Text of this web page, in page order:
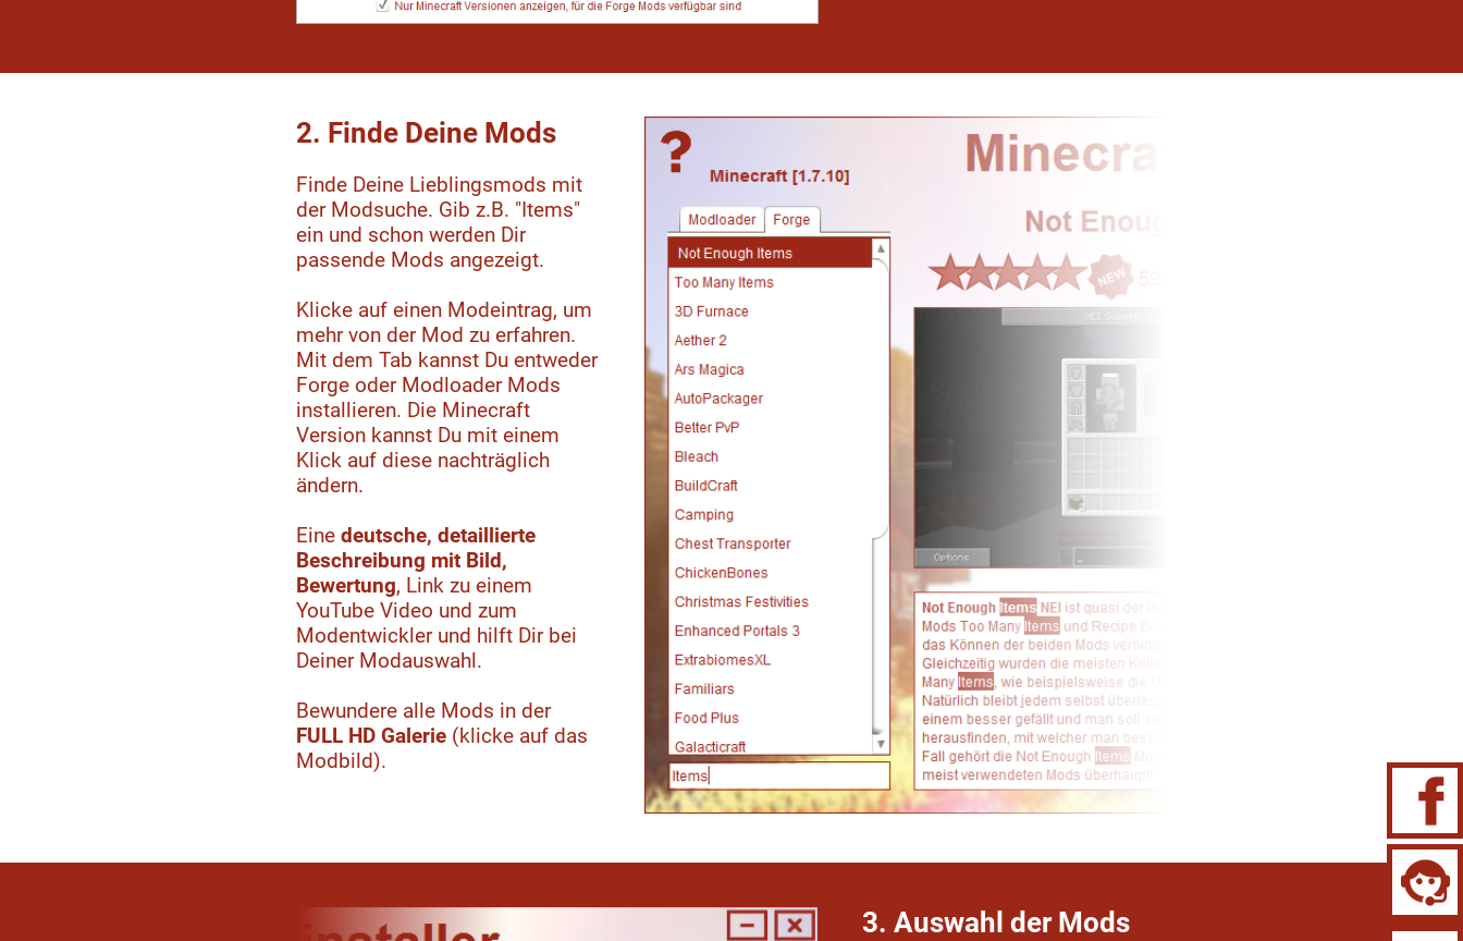
2. Finde Deine Mods
Finde Deine Lieblingsmods mit
der Modsuche. Gib z.B. "Items"
ein und schon werden Dir
passende Mods angezeigt.
Klicke auf einen Modeintrag, um
mehr von der Mod zu erfahren.
Mit dem Tab kannst Du entweder
Forge oder Modloader Mods
installieren. Die Minecraft
Version kannst Du mit einem
Klick auf diese nachträglich
ändern.
Eine deutsche, detaillierte
Beschreibung mit Bild,
Bewertung, Link zu einem
YouTube Video und zum
Modentwickler und hilft Dir bei
Deiner Modauswahl.
Bewundere alle Mods in der
FULL HD Galerie (klicke auf das
Modbild).
3. Auswahl der Mods